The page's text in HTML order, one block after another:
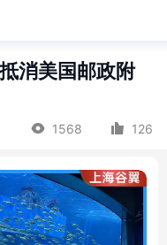
消美国邮政附
1568 126